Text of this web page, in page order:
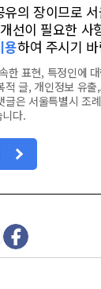
의 장이므로
선이 필요한 사
용하여 주시기
한 표현, 특정인에
적 글, 개인정보 유
은 서울특별시 조
다.